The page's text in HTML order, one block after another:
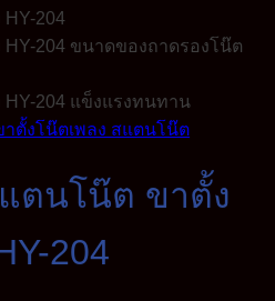
าตั้งโน๊ตเพลง สแตนโน๊ต
ตนโน๊ต ขาตั้ง
204